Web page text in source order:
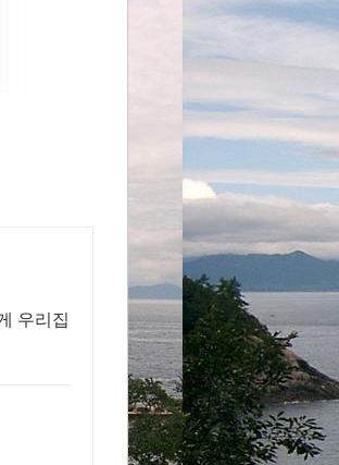
우리집